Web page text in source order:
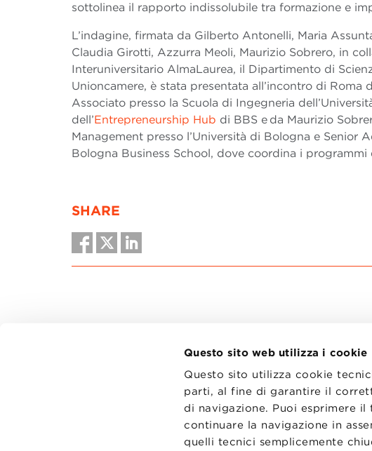
Questo sito web utilizza i cookie
Questo sito utilizza cookie
parti, al fine di garantire il
di navigazione. Puoi esprimere
continuare la navigazione in
quelli tecnici semplicemente
sottolinea il rapporto indissolubile tra formazione e
L’indagine, firmata da Gilberto Antonelli, Maria
Claudia Girotti, Azzurra Meoli, Maurizio Sobrero, in
Interuniversitario AlmaLaurea, il Dipartimento di
Unioncamere, è stata presentata all’incontro di Roma
Associato presso la Scuola di Ingegneria
dell’Entrepreneurship Hub di BBS e da Maurizio
Management presso l’Università di Bologna e Senior
Bologna Business School, dove coordina i
SHARE
CONTATTI
TRASPARENZA
PRIVACY
PREFERENZE COOKIE